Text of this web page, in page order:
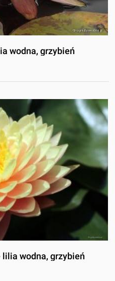
wodna, grzybień
lilia wodna, grzybień